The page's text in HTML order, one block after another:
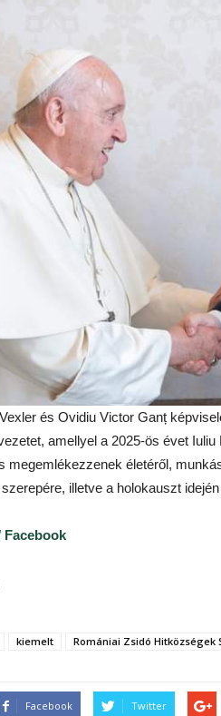
és Ovidiu Victor Ganț
amellyel a 2025-ös évet
megemlékezzenek életéről,
illetve a holokauszt
Facebook
kiemelt Romániai Zsidó Hitközségek
Facebook Twitter